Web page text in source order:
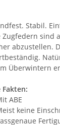
Stabil.
Zugfedern sind
abzustellen.
Überwintern
Fakten:
ABE
keine